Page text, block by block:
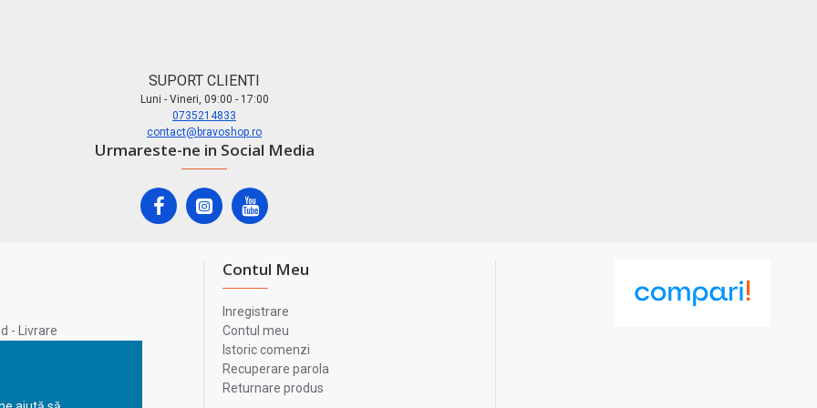
SUPORT CLIENTI
Luni - Vineri, 09:00 - 17:00
0735214833
contact@bravoshop.ro
Urmareste-ne in Social Media
- Livrare
Contul Meu
Inregistrare
Contul meu
Istoric comenzi
Recuperare parola
Returnare produs